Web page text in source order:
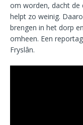
om worden, dacht de
helpt zo weinig.
brengen in het dorp
omheen. Een
Fryslân.